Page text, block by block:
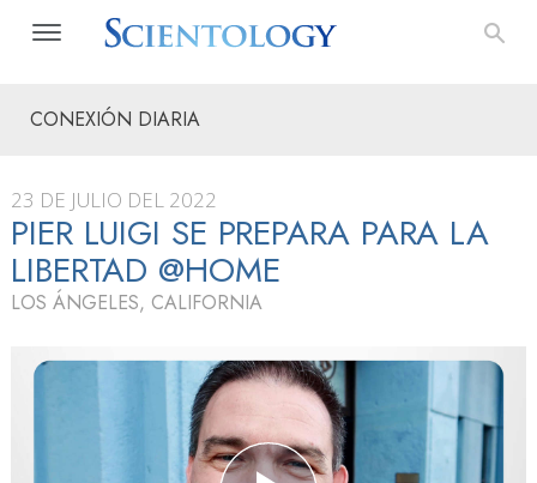
CONEXIÓN DIARIA
23 DE JULIO DEL 2022
PIER LUIGI SE PREPARA PARA LA
LIBERTAD @HOME
LOS ÁNGELES, CALIFORNIA